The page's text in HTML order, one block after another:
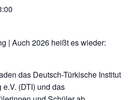
| Auch 2026 heißt es wieder:
das Deutsch-Türkische Institut
(DTI) und das